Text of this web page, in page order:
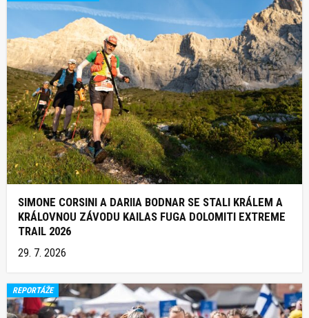
SIMONE CORSINI A DARIIA BODNAR SE STALI KRÁLEM A
KRÁLOVNOU ZÁVODU KAILAS FUGA DOLOMITI EXTREME
TRAIL 2026
29. 7. 2026
REPORTÁŽE